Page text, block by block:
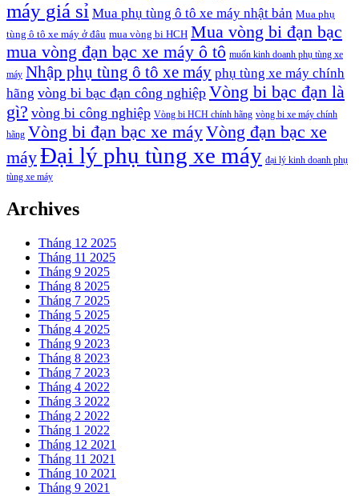
máy giá sỉ Mua phụ tùng ô tô xe máy nhật bản Mua phụ
tùng ô tô xe máy ở đâu mua vòng bi HCH Mua vòng bi đạn bạc
mua vòng đạn bạc xe máy ô tô muốn kinh doanh phụ tùng xe
máy Nhập phụ tùng ô tô xe máy phụ tùng xe máy chính
hãng vòng bi bạc đạn công nghiệp Vòng bi bạc đạn là
gì? vòng bi công nghiệp Vòng bi HCH chính hãng vòng bi xe máy chính
hãng Vòng bi đạn bạc xe máyVòng đạn bạc xe
máyĐại lý phụ tùng xe máy đại lý kinh doanh phụ
tùng xe máy
Archives
Tháng 12 2025
Tháng 11 2025
Tháng 9 2025
Tháng 8 2025
Tháng 7 2025
Tháng 5 2025
Tháng 4 2025
Tháng 9 2023
Tháng 8 2023
Tháng 7 2023
Tháng 4 2022
Tháng 3 2022
Tháng 2 2022
Tháng 1 2022
Tháng 12 2021
Tháng 11 2021
Tháng 10 2021
Tháng 9 2021